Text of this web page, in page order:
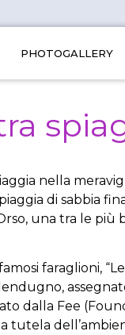
PHOTOGALLERY
nella
di sabbia
una tra le più
faraglioni,
dalla Fee
tutela